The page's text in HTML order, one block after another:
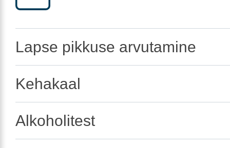
Lapse pikkuse arvutamine
Kehakaal
Alkoholitest